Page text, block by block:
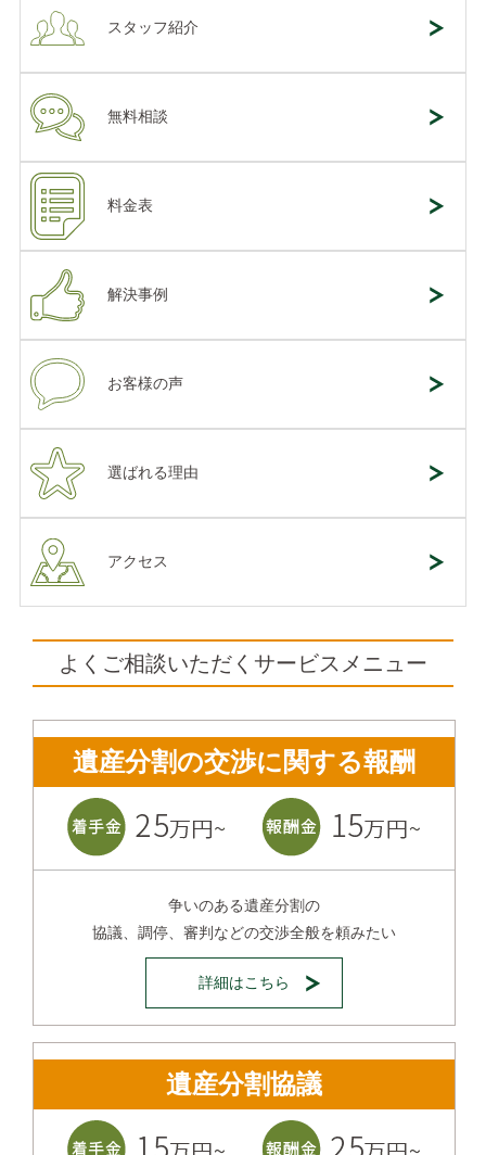
スタッフ紹介
無料相談
料金表
解決事例
お客様の声
選ばれる理由
アクセス
よくご相談いただくサービスメニュー
遺産分割の交渉に関する報酬
争いのある遺産分割の
協議、調停、審判などの交渉全般を頼みたい
詳細はこちら
遺産分割協議